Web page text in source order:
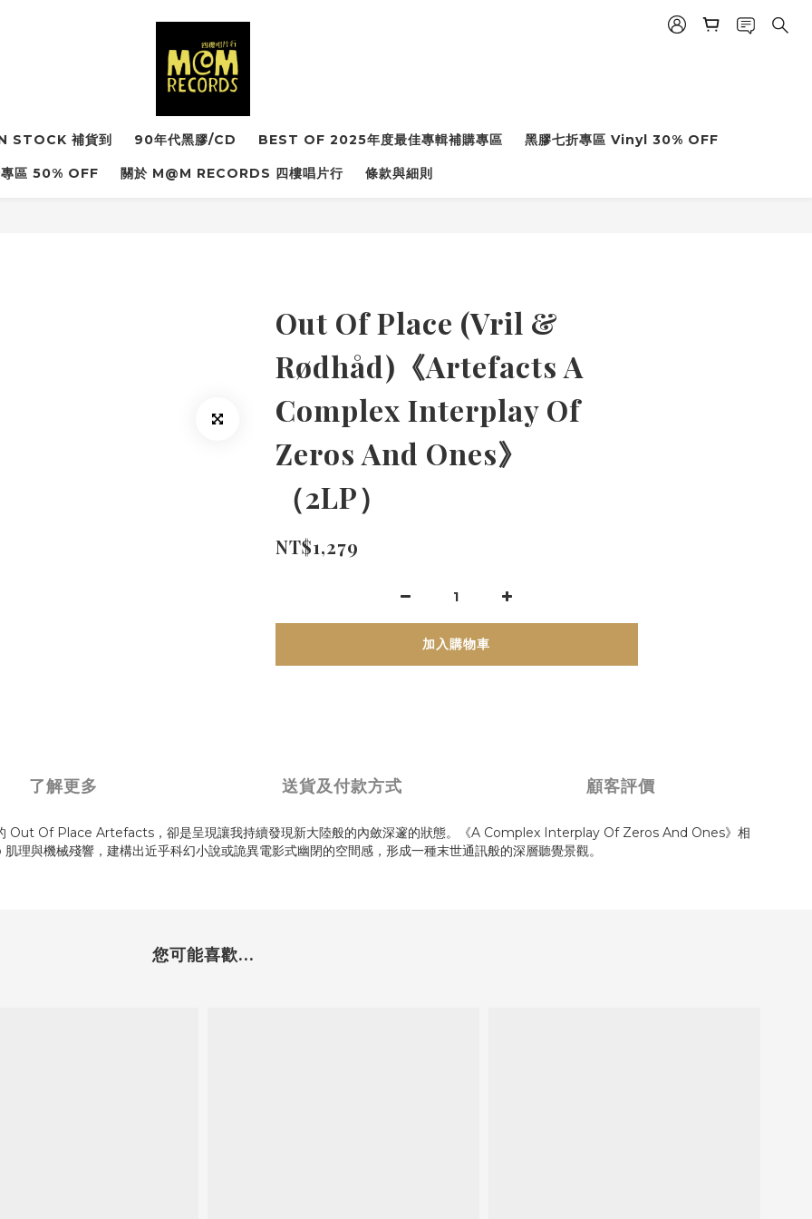
STOCK 補貨到 90年代黑膠/CD BEST OF 2025年度最佳專輯補購專區 黑膠七折專區 Vinyl 30% OFF
區 50% OFF 關於 M@M RECORDS 四樓唱片行 條款與細則
Out Of Place (Vril &
Rødhåd)《Artefacts A
Complex Interplay Of
Zeros And Ones》
（2LP）
NT$1,279
加入購物車
了解更多 送貨及付款方式 顧客評價
Out Of Place Artefacts，卻是呈現讓我持續發現新大陸般的內斂深邃的狀態。《A Complex Interplay Of Zeros And Ones》相
與機械殘響，建構出近乎科幻小說或詭異電影式幽閉的空間感，形成一種末世通訊般的深層聽覺景觀。
您可能喜歡...